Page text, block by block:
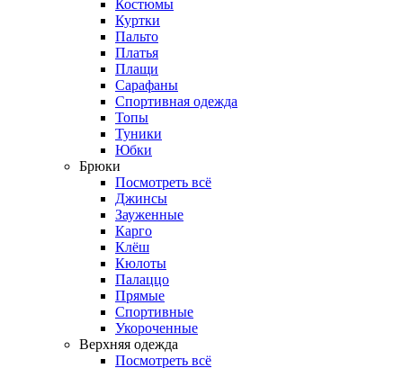
Костюмы
Куртки
Пальто
Платья
Плащи
Сарафаны
Спортивная одежда
Топы
Туники
Юбки
Брюки
Посмотреть всё
Джинсы
Зауженные
Карго
Клёш
Кюлоты
Палаццо
Прямые
Спортивные
Укороченные
Верхняя одежда
Посмотреть всё